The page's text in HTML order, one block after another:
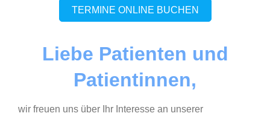
TERMINE ONLINE BUCHEN
Liebe Patienten und
Patientinnen,
wir freuen uns über Ihr Interesse an unserer